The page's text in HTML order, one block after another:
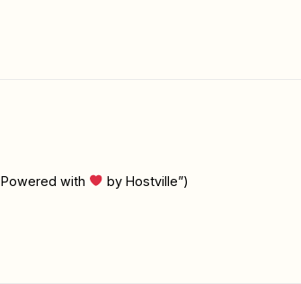
Powered with by Hostville”)